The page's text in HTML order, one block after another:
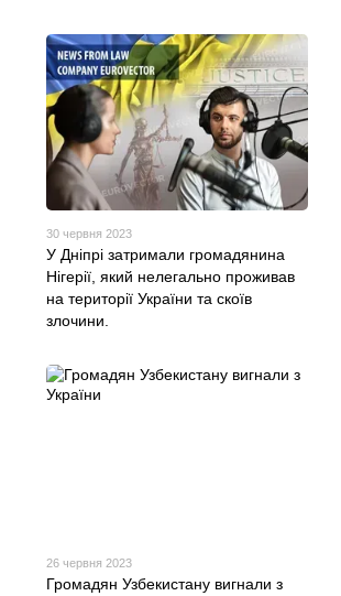
30 червня 2023
У Дніпрі затримали громадянина
Нігерії, який нелегально проживав
на території України та скоїв
злочини.
26 червня 2023
Громадян Узбекистану вигнали з